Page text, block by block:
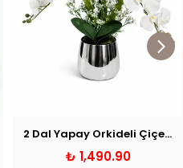
2 Dal Yapay Orkideli Çiçek Aranjmanı
₺ 1,490.90